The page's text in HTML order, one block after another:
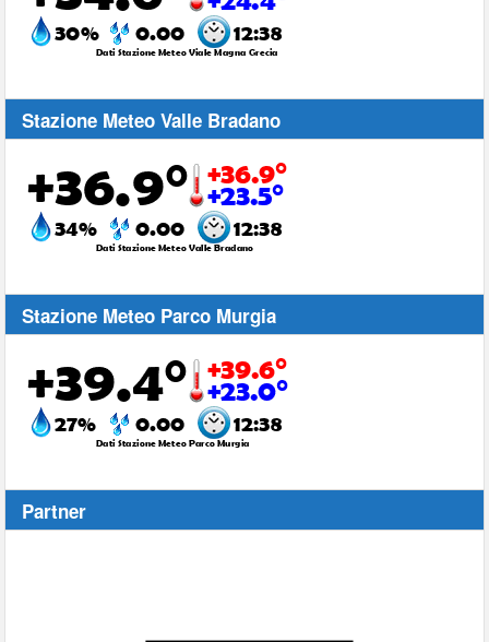
Stazione Meteo Valle Bradano
Stazione Meteo Parco Murgia
Partner